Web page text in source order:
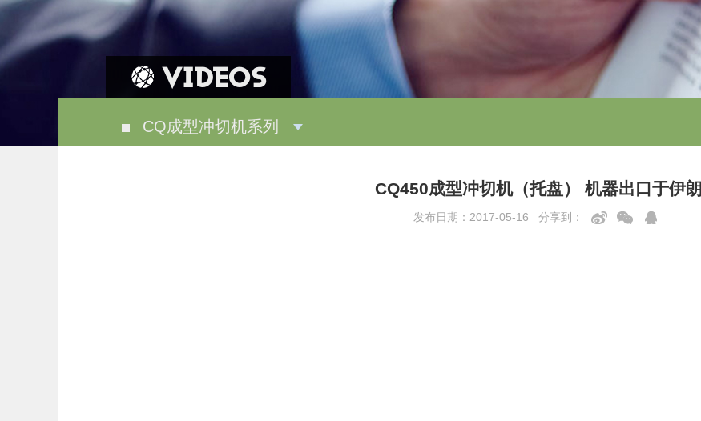
VIDEOS
CQ成型冲切机系列
CQ450成型冲切机（托盘） 机器出口于伊朗
发布日期：2017-05-16 分享到：